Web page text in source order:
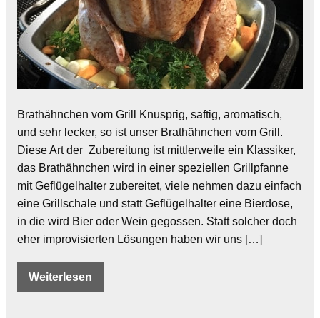
Brathähnchen vom Grill Knusprig, saftig, aromatisch,
und sehr lecker, so ist unser Brathähnchen vom Grill.
Diese Art der Zubereitung ist mittlerweile ein Klassiker,
das Brathähnchen wird in einer speziellen Grillpfanne
mit Geflügelhalter zubereitet, viele nehmen dazu einfach
eine Grillschale und statt Geflügelhalter eine Bierdose,
in die wird Bier oder Wein gegossen. Statt solcher doch
eher improvisierten Lösungen haben wir uns […]
Weiterlesen